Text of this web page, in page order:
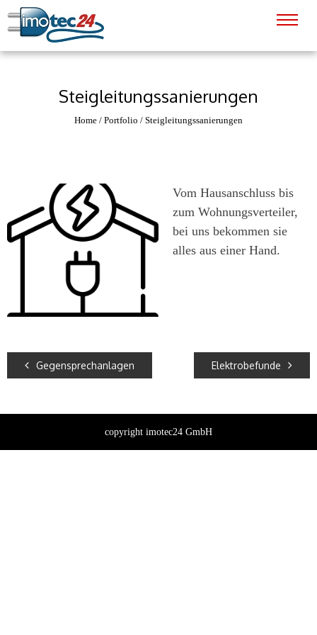
Steigleitungssanierungen
Home / Portfolio / Steigleitungssanierungen
Vom Hausanschluss bis
zum Wohnungsverteiler,
bei uns bekommen sie
alles aus einer Hand.
Gegensprechanlagen Elektrobefunde
copyright imotec24 GmbH